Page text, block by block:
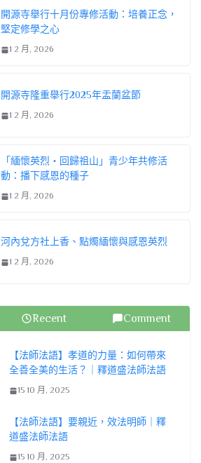
開源寺舉行十月份專修活動：培養正念，
堅定修學之心
1 2 月, 2026
開源寺隆重舉行2025年盂蘭盆節
1 2 月, 2026
「緬懷英烈・回歸祖山」青少年共修活
動：播下感恩的種子
1 2 月, 2026
河內兌方社上香、點燭緬懷與感恩英烈
1 2 月, 2026
Recent Comment
【法師法語】孝道的力量：如何帶來
全善全美的生活？｜釋道盛法師法語
15 10 月, 2025
【法師法語】要親近，效法明師｜釋
道盛法師法語
15 10 月, 2025